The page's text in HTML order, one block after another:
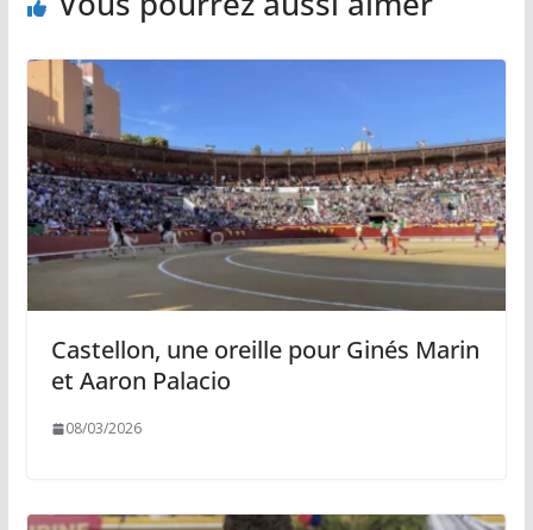
Castellon, une oreille pour Ginés Marin
et Aaron Palacio
08/03/2026